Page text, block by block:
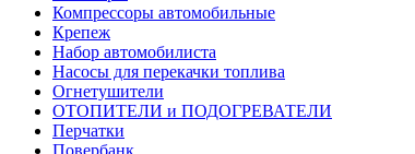
Компрессоры автомобильные
Крепеж
Набор автомобилиста
Насосы для перекачки топлива
Огнетушители
ОТОПИТЕЛИ и ПОДОГРЕВАТЕЛИ
Перчатки
Повербанк